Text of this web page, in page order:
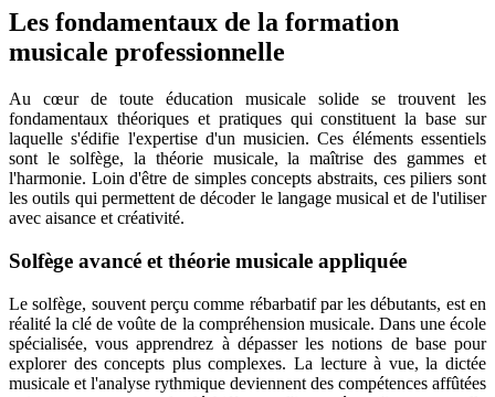
Les fondamentaux de la formation
musicale professionnelle
Au cœur de toute éducation musicale solide se trouvent les
fondamentaux théoriques et pratiques qui constituent la base sur
laquelle s'édifie l'expertise d'un musicien. Ces éléments essentiels
sont le solfège, la théorie musicale, la maîtrise des gammes et
l'harmonie. Loin d'être de simples concepts abstraits, ces piliers sont
les outils qui permettent de décoder le langage musical et de l'utiliser
avec aisance et créativité.
Solfège avancé et théorie musicale appliquée
Le solfège, souvent perçu comme rébarbatif par les débutants, est en
réalité la clé de voûte de la compréhension musicale. Dans une école
spécialisée, vous apprendrez à dépasser les notions de base pour
explorer des concepts plus complexes. La lecture à vue, la dictée
musicale et l'analyse rythmique deviennent des compétences affûtées